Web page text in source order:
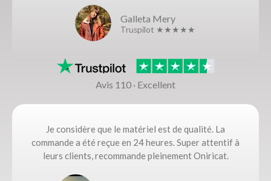
Galleta Mery
Truspilot ★★★★★
Avis 110 · Excellent
Je considère que le matériel est de qualité. La
commande a été reçue en 24 heures. Super attentif à
leurs clients, recommande pleinement Oniricat.